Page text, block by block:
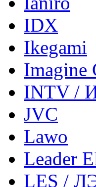
IDX
Ikegami
Imagine
INTV /
JVC
Lawo
Leader
LES /